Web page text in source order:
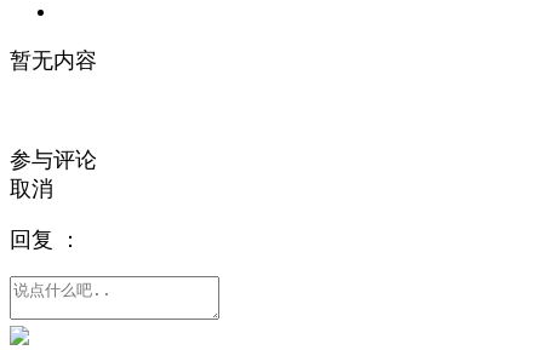
暂无内容
参与评论
取消
回复 ：